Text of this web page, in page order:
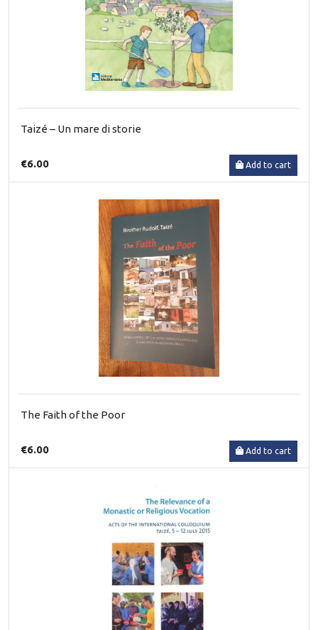
Taizé – Un mare di storie
€6.00 Add to cart
The Faith of the Poor
€6.00 Add to cart